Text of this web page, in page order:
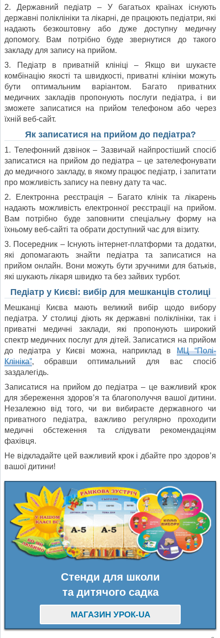
2. Державний педіатр – У багатьох країнах існують
державні поліклініки та лікарні, де працюють педіатри, які
надають безкоштовну або дуже доступну медичну
допомогу. Вам потрібно буде звернутися до такого
закладу для запису на прийом.
3. Педіатр в приватній клініці – Якщо ви шукаєте
комбінацію якості та швидкості, приватні клініки можуть
бути оптимальним варіантом. Багато приватних
медичних закладів пропонують послуги педіатра, і ви
зможете записатися на прийом телефоном або через
їхній веб-сайт.
Як записатися на прийом до педіатра?
1. Телефонний дзвінок – Зазвичай найпростіший спосіб
записатися на прийом до педіатра – це зателефонувати
до медичного закладу, в якому працює педіатр, і запитати
про можливість запису на певну дату та час.
2. Електронна реєстрація – Багато клінік та лікарень
надають можливість електронної реєстрації на прийом.
Вам потрібно буде заповнити спеціальну форму на
їхньому веб-сайті та обрати доступний час для візиту.
3. Посередник – Існують інтернет-платформи та додатки,
які допомагають знайти педіатра та записатися на
прийом онлайн. Вони можуть бути зручними для батьків,
які шукають лікаря швидко та без зайвих турбот.
Педіатр у Києві: вибір для мешканців столиці
Мешканці Києва мають великий вибір щодо вибору
педіатра. У столиці діють як державні поліклініки, так і
приватні медичні заклади, які пропонують широкий
спектр медичних послуг для дітей. Записатися на прийом
до педіатра у Києві можна, наприклад в МЦ “Полі-
Клініка”, обравши оптимальний для вас спосіб
заздалегідь.
Записатися на прийом до педіатра – це важливий крок
для збереження здоров’я та благополуччя вашої дитини.
Незалежно від того, чи ви вибираєте державного чи
приватного педіатра, важливо регулярно проходити
медичні обстеження та слідувати рекомендаціям
фахівця.
Не відкладайте цей важливий крок і дбайте про здоров’я
вашої дитини!
Стенди для школи
та дитячого садка
МАГАЗИН УРОК-UA